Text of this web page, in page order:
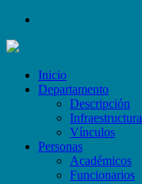
Inicio
Departamento
Descripción
Infraestructura
Vínculos
Personas
Académicos
Funcionarios